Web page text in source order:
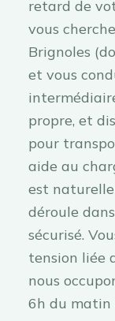
retard de
vous
Brignoles
et vous
propre, et
pour
aide au
est
déroule
sécurisé.
tension liée
nous
6h du matin